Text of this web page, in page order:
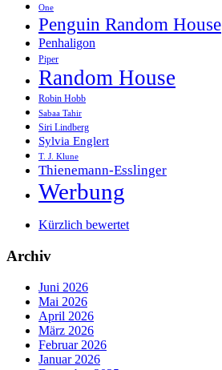
One
Penguin Random House
Penhaligon
Piper
Random House
Robin Hobb
Sabaa Tahir
Siri Lindberg
Sylvia Englert
T. J. Klune
Thienemann-Esslinger
Werbung
Kürzlich bewertet
Archiv
Juni 2026
Mai 2026
April 2026
März 2026
Februar 2026
Januar 2026